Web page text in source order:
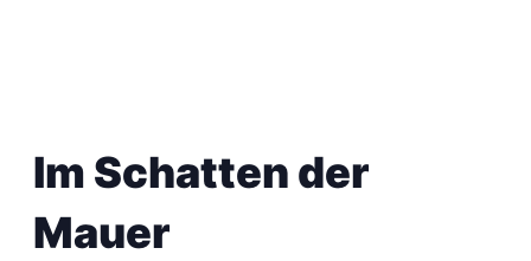
Im Schatten der
Mauer